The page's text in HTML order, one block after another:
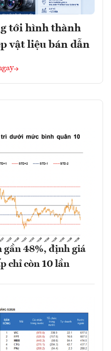
tới hình thành
vật liệu bán dẫn
gần 48%, định giá
chỉ còn 10 lần